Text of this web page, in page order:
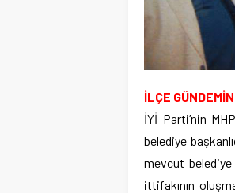
İLÇE
İYİ Parti’nin
belediye
mevcut belediye
ittifakının